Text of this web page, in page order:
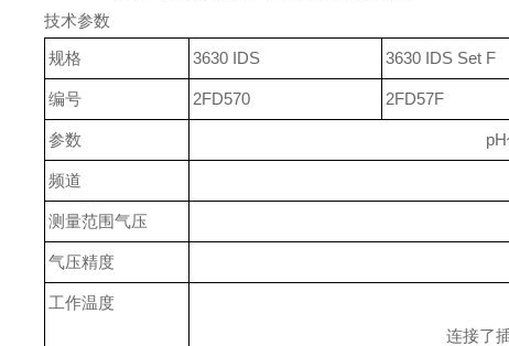
技术参数
规格
3630 IDS 3630 IDS Set F
编号 2FD570 2FD57F
参数
频道
测量范围气压
气压精度
工作温度
连接了